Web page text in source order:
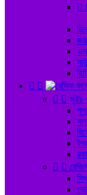

 
  সুইচ
পুশ
 